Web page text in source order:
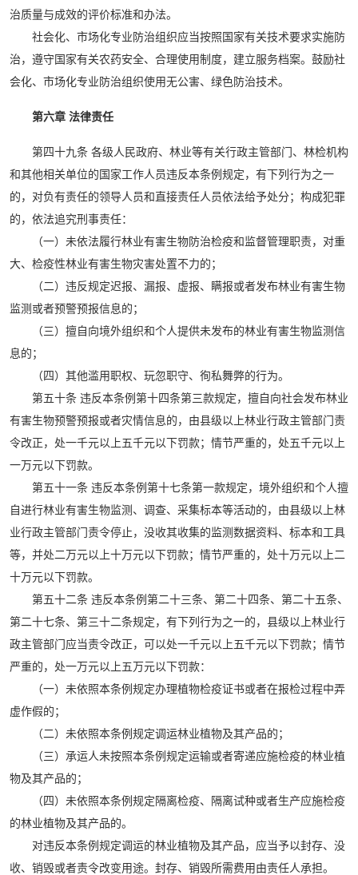
治质量与成效的评价标准和办法。
社会化、市场化专业防治组织应当按照国家有关技术要求实施防
治，遵守国家有关农药安全、合理使用制度，建立服务档案。鼓励社
会化、市场化专业防治组织使用无公害、绿色防治技术。
第六章 法律责任
第四十九条 各级人民政府、林业等有关行政主管部门、林检机构
和其他相关单位的国家工作人员违反本条例规定，有下列行为之一
的，对负有责任的领导人员和直接责任人员依法给予处分；构成犯罪
的，依法追究刑事责任：
（一）未依法履行林业有害生物防治检疫和监督管理职责，对重
大、检疫性林业有害生物灾害处置不力的；
（二）违反规定迟报、漏报、虚报、瞒报或者发布林业有害生物
监测或者预警预报信息的；
（三）擅自向境外组织和个人提供未发布的林业有害生物监测信
息的；
（四）其他滥用职权、玩忽职守、徇私舞弊的行为。
第五十条 违反本条例第十四条第三款规定，擅自向社会发布林业
有害生物预警预报或者灾情信息的，由县级以上林业行政主管部门责
令改正，处一千元以上五千元以下罚款；情节严重的，处五千元以上
一万元以下罚款。
第五十一条 违反本条例第十七条第一款规定，境外组织和个人擅
自进行林业有害生物监测、调查、采集标本等活动的，由县级以上林
业行政主管部门责令停止，没收其收集的监测数据资料、标本和工具
等，并处二万元以上十万元以下罚款；情节严重的，处十万元以上二
十万元以下罚款。
第五十二条 违反本条例第二十三条、第二十四条、第二十五条、
第二十七条、第三十二条规定，有下列行为之一的，县级以上林业行
政主管部门应当责令改正，可以处一千元以上五千元以下罚款；情节
严重的，处一万元以上五万元以下罚款：
（一）未依照本条例规定办理植物检疫证书或者在报检过程中弄
虚作假的；
（二）未依照本条例规定调运林业植物及其产品的；
（三）承运人未按照本条例规定运输或者寄递应施检疫的林业植
物及其产品的；
（四）未依照本条例规定隔离检疫、隔离试种或者生产应施检疫
的林业植物及其产品的。
对违反本条例规定调运的林业植物及其产品，应当予以封存、没
收、销毁或者责令改变用途。封存、销毁所需费用由责任人承担。